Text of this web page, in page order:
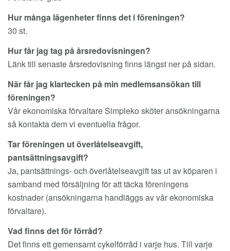
Hur många lägenheter finns det i föreningen?
30 st.
Hur får jag tag på årsredovisningen?
Länk till senaste årsredovisning finns längst ner på sidan.
När får jag klartecken på min medlemsansökan till
föreningen?
Vår ekonomiska förvaltare Simpleko sköter ansökningarna
så kontakta dem vi eventuella frågor.
Tar föreningen ut överlåtelseavgift,
pantsättningsavgift?
Ja, pantsättnings- och överlåtelseavgift tas ut av köparen i
samband med försäljning för att täcka föreningens
kostnader (ansökningarna handläggs av vår ekonomiska
förvaltare).
Vad finns det för förråd?
Det finns ett gemensamt cykelförråd i varje hus. Till varje